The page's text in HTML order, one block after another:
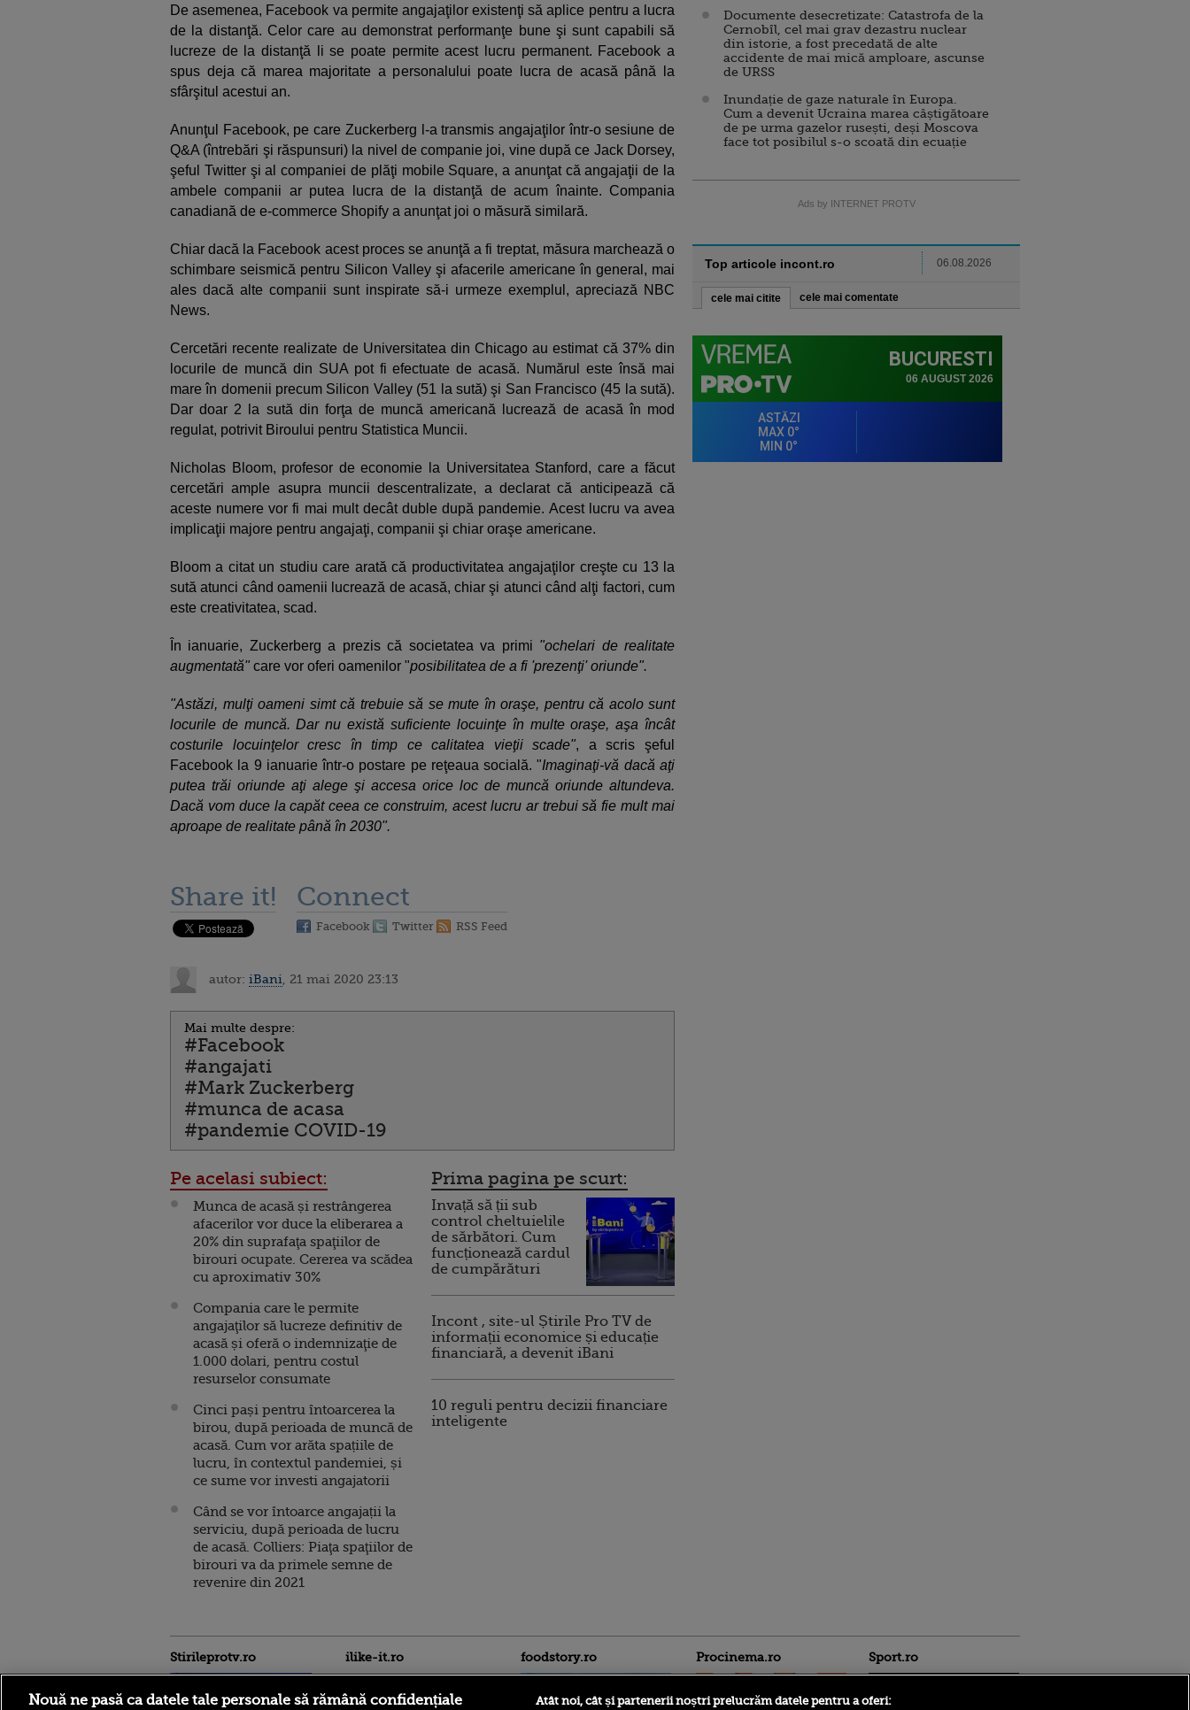
De asemenea, Facebook va permite angajaţilor existenţi să aplice pentru a lucra
de la distanţă. Celor care au demonstrat performanţe bune şi sunt capabili să
lucreze de la distanţă li se poate permite acest lucru permanent. Facebook a
spus deja că marea majoritate a personalului poate lucra de acasă până la
sfârşitul acestui an.
Anunţul Facebook, pe care Zuckerberg l-a transmis angajaţilor într-o sesiune de
Q&A (întrebări şi răspunsuri) la nivel de companie joi, vine după ce Jack Dorsey,
şeful Twitter şi al companiei de plăţi mobile Square, a anunţat că angajaţii de la
ambele companii ar putea lucra de la distanţă de acum înainte. Compania
canadiană de e-commerce Shopify a anunţat joi o măsură similară.
Chiar dacă la Facebook acest proces se anunţă a fi treptat, măsura marchează o
schimbare seismică pentru Silicon Valley şi afacerile americane în general, mai
ales dacă alte companii sunt inspirate să-i urmeze exemplul, apreciază NBC
News.
Cercetări recente realizate de Universitatea din Chicago au estimat că 37% din
locurile de muncă din SUA pot fi efectuate de acasă. Numărul este însă mai
mare în domenii precum Silicon Valley (51 la sută) şi San Francisco (45 la sută).
Dar doar 2 la sută din forţa de muncă americană lucrează de acasă în mod
regulat, potrivit Biroului pentru Statistica Muncii.
Nicholas Bloom, profesor de economie la Universitatea Stanford, care a făcut
cercetări ample asupra muncii descentralizate, a declarat că anticipează că
aceste numere vor fi mai mult decât duble după pandemie. Acest lucru va avea
implicaţii majore pentru angajaţi, companii şi chiar oraşe americane.
Bloom a citat un studiu care arată că productivitatea angajaţilor creşte cu 13 la
sută atunci când oamenii lucrează de acasă, chiar şi atunci când alţi factori, cum
este creativitatea, scad.
În ianuarie, Zuckerberg a prezis că societatea va primi "ochelari de realitate
augmentată" care vor oferi oamenilor "posibilitatea de a fi 'prezenţi' oriunde".
"Astăzi, mulţi oameni simt că trebuie să se mute în oraşe, pentru că acolo sunt
locurile de muncă. Dar nu există suficiente locuinţe în multe oraşe, aşa încât
costurile locuinţelor cresc în timp ce calitatea vieţii scade", a scris şeful
Facebook la 9 ianuarie într-o postare pe reţeaua socială. "Imaginaţi-vă dacă aţi
putea trăi oriunde aţi alege şi accesa orice loc de muncă oriunde altundeva.
Dacă vom duce la capăt ceea ce construim, acest lucru ar trebui să fie mult mai
aproape de realitate până în 2030".
Share it! Connect
Facebook Twitter RSS Feed
autor: iBani , 21 mai 2020 23:13
Mai multe despre:
#Facebook
#angajati
#Mark Zuckerberg
#munca de acasa
#pandemie COVID-19
Pe acelasi subiect:
Munca de acasă și restrângerea
afacerilor vor duce la eliberarea a
20% din suprafaţa spaţiilor de
birouri ocupate. Cererea va scădea
cu aproximativ 30%
Compania care le permite
angajaţilor să lucreze definitiv de
acasă și oferă o indemnizaţie de
1.000 dolari, pentru costul
resurselor consumate
Cinci pași pentru întoarcerea la
birou, după perioada de muncă de
acasă. Cum vor arăta spațiile de
lucru, în contextul pandemiei, și
ce sume vor investi angajatorii
Când se vor întoarce angajații la
serviciu, după perioada de lucru
de acasă. Colliers: Piaţa spaţiilor de
birouri va da primele semne de
revenire din 2021
Prima pagina pe scurt:
Invață să ții sub
control cheltuielile
de sărbători. Cum
funcționează cardul
de cumpărături
Incont , site-ul Știrile Pro TV de
informații economice și educație
financiară, a devenit iBani
10 reguli pentru decizii financiare
inteligente
Documente desecretizate: Catastrofa de la
Cernobîl, cel mai grav dezastru nuclear
din istorie, a fost precedată de alte
accidente de mai mică amploare, ascunse
de URSS
Inundație de gaze naturale în Europa.
Cum a devenit Ucraina marea câștigătoare
de pe urma gazelor rusești, deși Moscova
face tot posibilul s-o scoată din ecuație
Ads by INTERNET PROTV
Top articole incont.ro 06.08.2026
cele mai citite cele mai comentate
Stirileprotv.ro ilike-it.ro foodstory.ro Procinema.ro Sport.ro
Nouă ne pasă ca datele tale personale să rămână confidențiale Atât noi, cât și partenerii noștri prelucrăm datele pentru a oferi: